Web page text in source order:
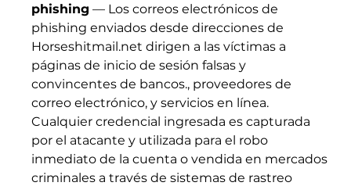
phishing — Los correos electrónicos de
phishing enviados desde direcciones de
Horseshitmail.net dirigen a las víctimas a
páginas de inicio de sesión falsas y
convincentes de bancos., proveedores de
correo electrónico, y servicios en línea.
Cualquier credencial ingresada es capturada
por el atacante y utilizada para el robo
inmediato de la cuenta o vendida en mercados
criminales a través de sistemas de rastreo